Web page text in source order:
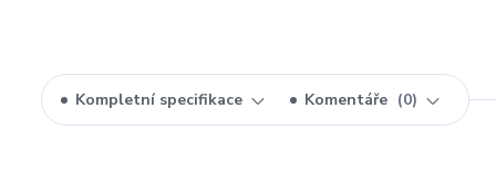
Kompletní specifikace Komentáře 0